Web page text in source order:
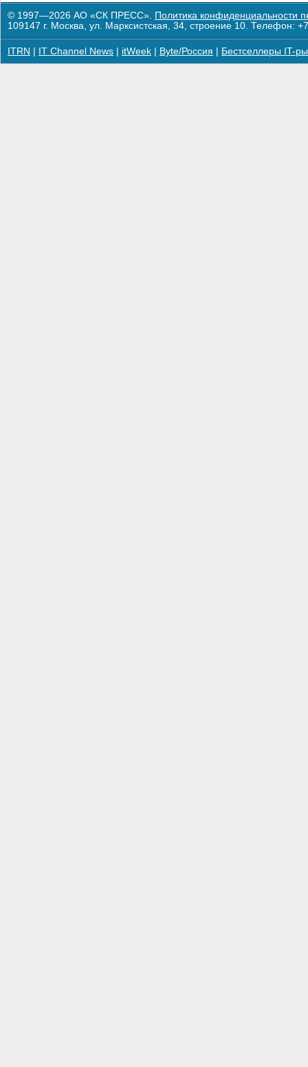
© 1997—2026 АО «СК ПРЕСС». Политика конфиденциальности
109147 г. Москва, ул. Марксистская, 34, строение 10. Телефон:
ITRN IT Channel News itWeek Byte/Россия Бестселлеры IT-